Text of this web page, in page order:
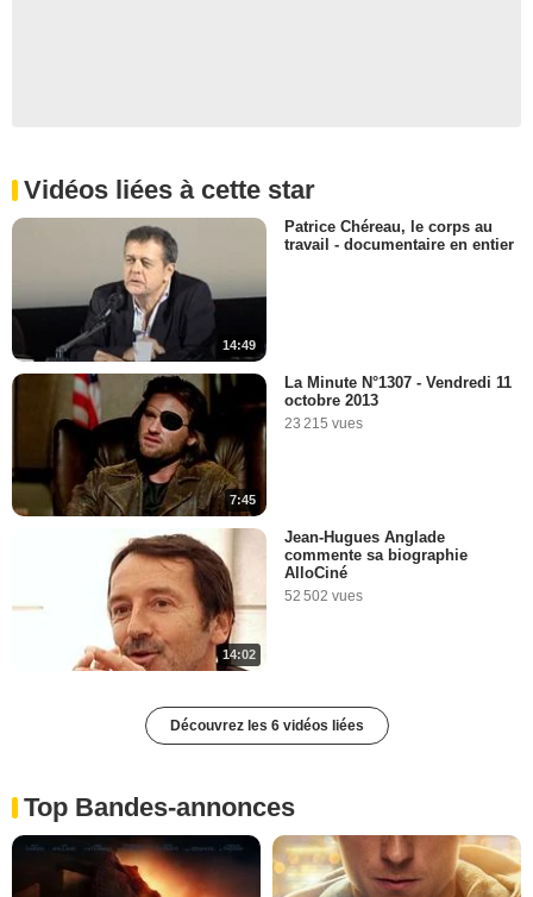
Vidéos liées à cette star
14:49
Patrice Chéreau, le corps au
travail - documentaire en entier
7:45
La Minute N°1307 - Vendredi 11
octobre 2013
23 215 vues
14:02
Jean-Hugues Anglade
commente sa biographie
AlloCiné
52 502 vues
Découvrez les 6 vidéos liées
Top Bandes-annonces